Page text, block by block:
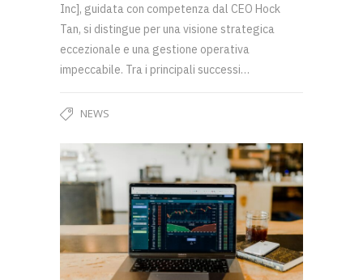
Inc], guidata con competenza dal CEO Hock
Tan, si distingue per una visione strategica
eccezionale e una gestione operativa
impeccabile. Tra i principali successi…
NEWS